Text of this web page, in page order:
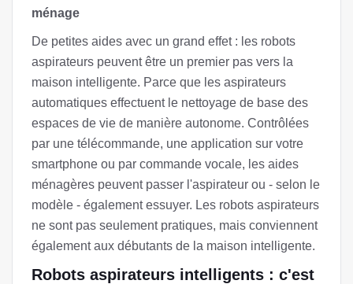
ménage
De petites aides avec un grand effet : les robots
aspirateurs peuvent être un premier pas vers la
maison intelligente. Parce que les aspirateurs
automatiques effectuent le nettoyage de base des
espaces de vie de manière autonome. Contrôlées
par une télécommande, une application sur votre
smartphone ou par commande vocale, les aides
ménagères peuvent passer l'aspirateur ou - selon le
modèle - également essuyer. Les robots aspirateurs
ne sont pas seulement pratiques, mais conviennent
également aux débutants de la maison intelligente.
Robots aspirateurs intelligents : c'est